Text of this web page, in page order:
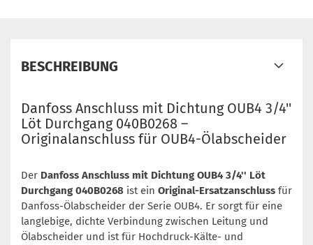
BESCHREIBUNG
Danfoss Anschluss mit Dichtung OUB4 3/4''
Löt Durchgang 040B0268 –
Originalanschluss für OUB4-Ölabscheider
Der Danfoss Anschluss mit Dichtung OUB4 3/4'' Löt
Durchgang 040B0268 ist ein Original-Ersatzanschluss für
Danfoss-Ölabscheider der Serie OUB4. Er sorgt für eine
langlebige, dichte Verbindung zwischen Leitung und
Ölabscheider und ist für Hochdruck-Kälte- und